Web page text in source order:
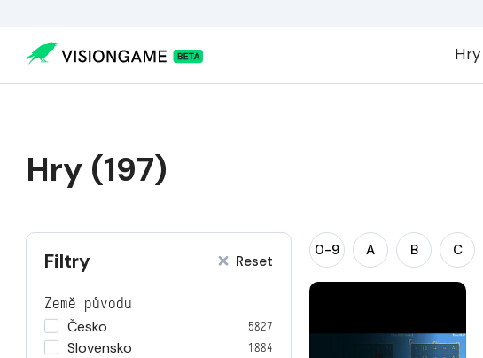
Hry
Hry (197)
Filtry Reset
Země původu
Česko
5827
Slovensko 1884
0-9 A B C